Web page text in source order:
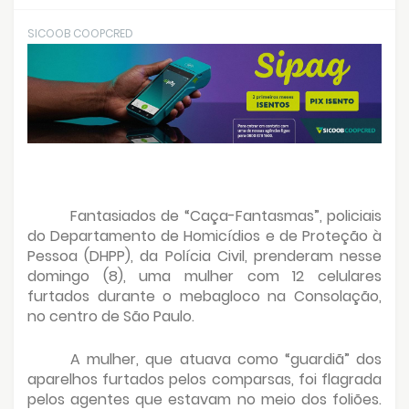
SICOOB COOPCRED
Fantasiados de “Caça-Fantasmas”, policiais
do Departamento de Homicídios e de Proteção à
Pessoa (DHPP), da Polícia Civil, prenderam nesse
domingo (8), uma mulher com 12 celulares
furtados durante o mebagloco na Consolação,
no centro de São Paulo.
A mulher, que atuava como “guardiã” dos
aparelhos furtados pelos comparsas, foi flagrada
pelos agentes que estavam no meio dos foliões.